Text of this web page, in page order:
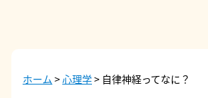
ホーム >心理学> 自律神経ってなに？